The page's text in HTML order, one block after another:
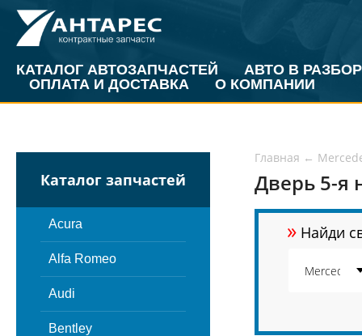
КАТАЛОГ АВТОЗАПЧАСТЕЙ
АВТО В РАЗБОР
ОПЛАТА И ДОСТАВКА
О КОМПАНИИ
Каталог запчастей
Acura
Alfa Romeo
Audi
Bentley
Главная ←
Дверь 5-я
» Найди